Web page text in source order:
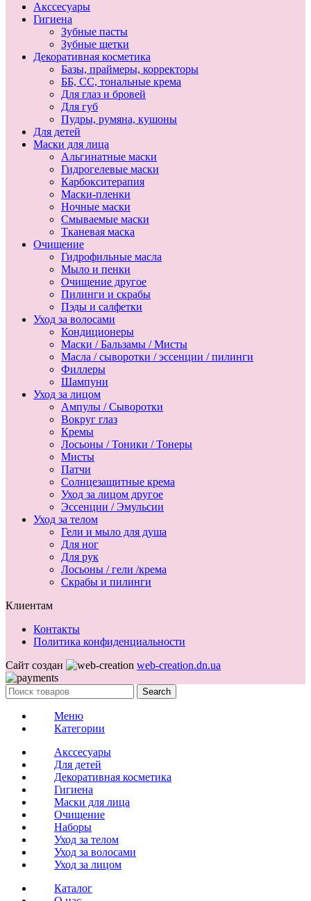
Акссесуары
Гигиена
Зубные пасты
Зубные щетки
Декоративная косметика
Базы, праймеры, корректоры
ББ, СС, тональные крема
Для глаз и бровей
Для губ
Пудры, румяна, кушоны
Для детей
Маски для лица
Альгинатные маски
Гидрогелевые маски
Карбокситерапия
Маски-пленки
Ночные маски
Смываемые маски
Тканевая маска
Очищение
Гидрофильные масла
Мыло и пенки
Очищение другое
Пилинги и скрабы
Пэды и салфетки
Уход за волосами
Кондиционеры
Маски / Бальзамы / Мисты
Масла / сыворотки / эссенции / пилинги
Филлеры
Шампуни
Уход за лицом
Ампулы / Сыворотки
Вокруг глаз
Кремы
Лосьоны / Тоники / Тонеры
Мисты
Патчи
Солнцезащитные крема
Уход за лицом другое
Эссенции / Эмульсии
Уход за телом
Гели и мыло для душа
Для ног
Для рук
Лосьоны / гели /крема
Скрабы и пилинги
Клиентам
Контакты
Политика конфиденциальности
Сайт создан
web-creation.dn.ua
Search
Меню
Категории
Акссесуары
Для детей
Декоративная косметика
Гигиена
Маски для лица
Очищение
Наборы
Уход за телом
Уход за волосами
Уход за лицом
Каталог